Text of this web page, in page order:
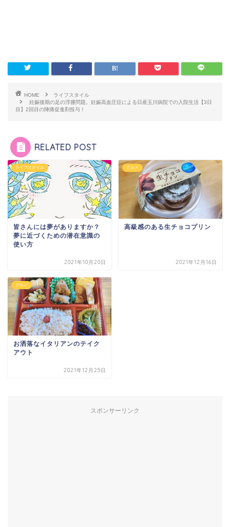
HOME
ライフスタイル
妊娠後期の足の浮腫問題。妊娠高血圧症による日産玉川病院での入院生活【3日
目】2回目の陣痛促進剤投与！
RELATED POST
ライフスタイル
皆さんには夢がありますか？
夢に近づくための潜在意識の
使い方
2021年10月20日
グルメ
高級感のある生チョコプリン
2021年12月16日
グルメ
お洒落なイタリアンのテイク
アウト
2021年12月25日
スポンサーリンク